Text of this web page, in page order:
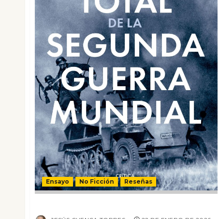
Ensayo No Ficción Reseñas